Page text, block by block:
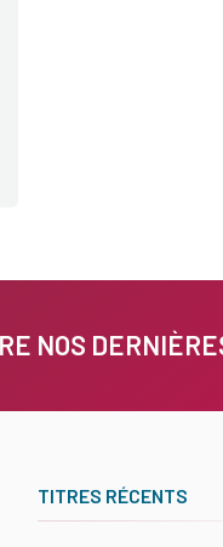
NOS
TITRES RÉCENTS